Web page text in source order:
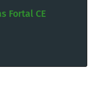
Fortal CE